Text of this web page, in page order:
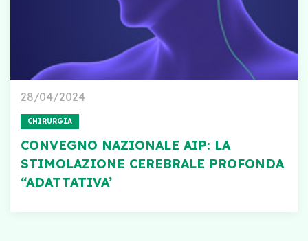
28/04/2024
CHIRURGIA
CONVEGNO NAZIONALE AIP: LA
STIMOLAZIONE CEREBRALE PROFONDA
“ADATTATIVA’